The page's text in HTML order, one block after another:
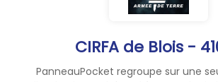
CIRFA de Blois -
PanneauPocket regroupe sur une